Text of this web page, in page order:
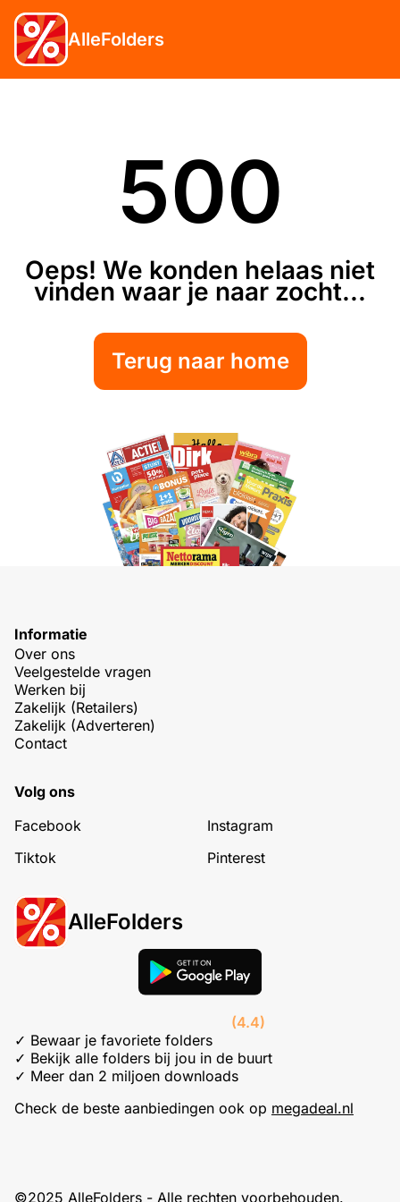
AlleFolders
500
Oeps! We konden helaas niet
vinden waar je naar zocht...
Terug naar home
Informatie
Over ons
Veelgestelde vragen
Werken bij
Zakelijk (Retailers)
Zakelijk (Adverteren)
Contact
Volg ons
Facebook
Instagram
Tiktok
Pinterest
AlleFolders
(4.4)
✓ Bewaar je favoriete folders
✓ Bekijk alle folders bij jou in de buurt
✓ Meer dan 2 miljoen downloads
Check de beste aanbiedingen ook op megadeal.nl
©2025 AlleFolders - Alle rechten voorbehouden.